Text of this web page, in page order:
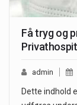
Få tryg og
admin
Dette indhold